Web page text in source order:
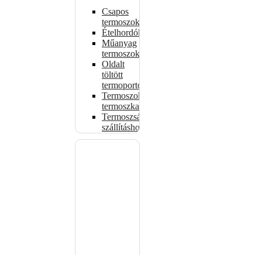
Csapos
termoszok
Ételhordók
Műanyag
termoszok
Oldalt
töltött
termoportok
Termoszok,
termoszkannák
Termoszsákok
szállításhoz